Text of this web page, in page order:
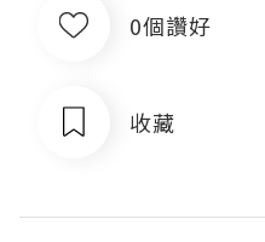
0個讚好
收藏